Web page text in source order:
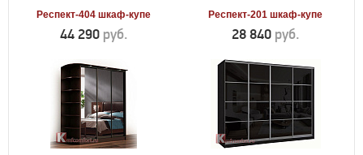
Респект-404 шкаф-купе
44 290 руб.
Респект-201 шкаф-купе
28 840 руб.